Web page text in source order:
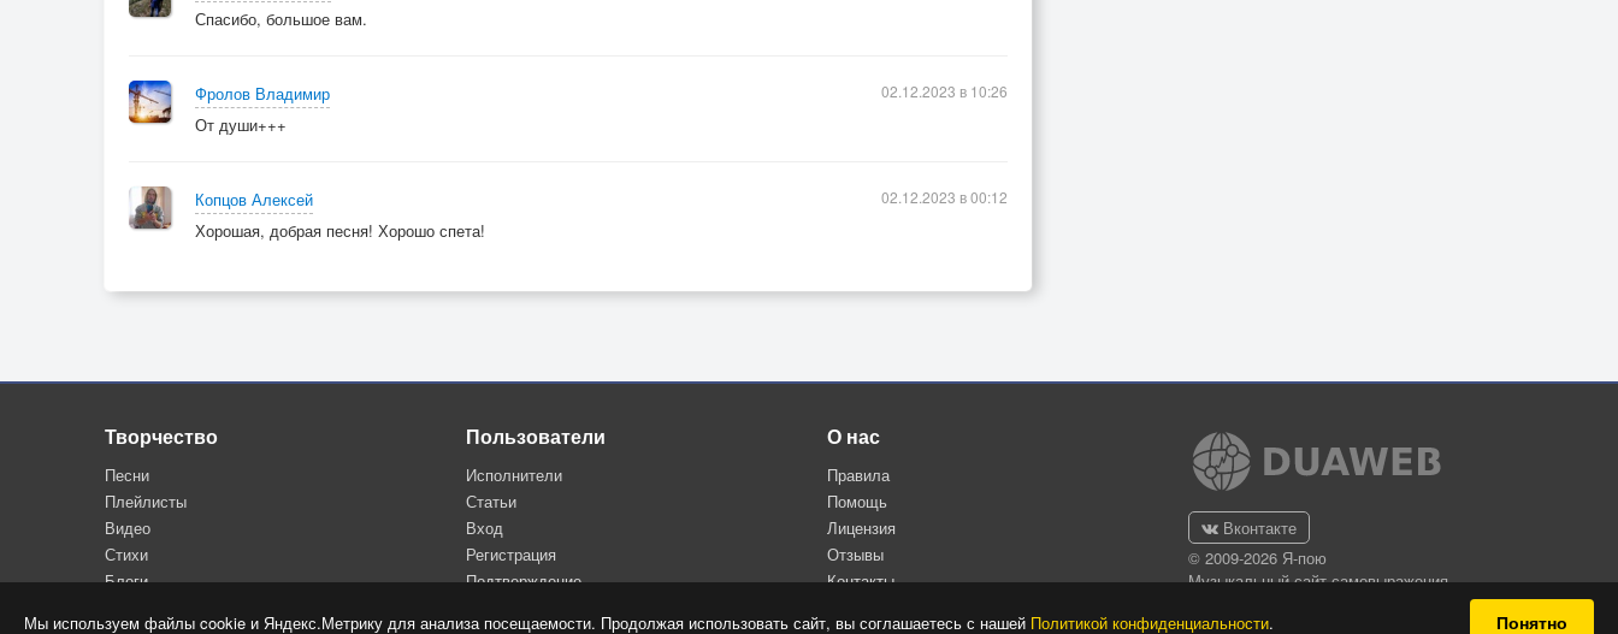
Мы используем файлы cookie и Яндекс.Метрику для анализа посещаемости. Продолжая использовать сайт, вы соглашаетесь с нашей Политикой конфиденциальности. Понятно
Спасибо, большое вам.
Фролов Владимир
От души+++
02.12.2023 в 10:26
Копцов Алексей
Хорошая, добрая песня! Хорошо спета!
02.12.2023 в 00:12
Творчество
Песни
Плейлисты
Видео
Стихи
Блоги
Пользователи
Исполнители
Статьи
Вход
Регистрация
Подтверждение
О нас
Правила
Помощь
Лицензия
Отзывы
Контакты
Вконтакте
© 2009-2026 Я-пою
Музыкальный сайт самовыражения